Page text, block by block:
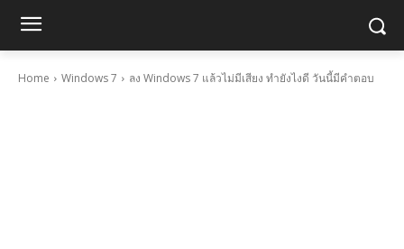
Home Windows 7 ลง Windows 7 แล้วไม่มีเสียง ทำยังไงดี วันนี้มีคำตอบ